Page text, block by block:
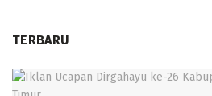
TERBARU